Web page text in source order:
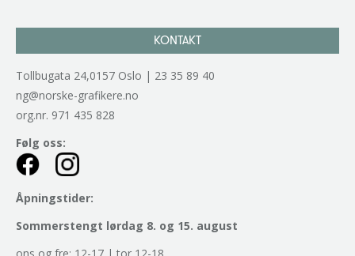
KONTAKT
Tollbugata 24,0157 Oslo | 23 35 89 40
ng@norske-grafikere.no
org.nr. 971 435 828
Følg oss:
Åpningstider:
Sommerstengt lørdag 8. og 15. august
ons og fre: 12-17 | tor 12-18